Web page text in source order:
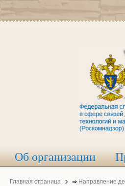
Об организации
Главная страница ⇒ Направление